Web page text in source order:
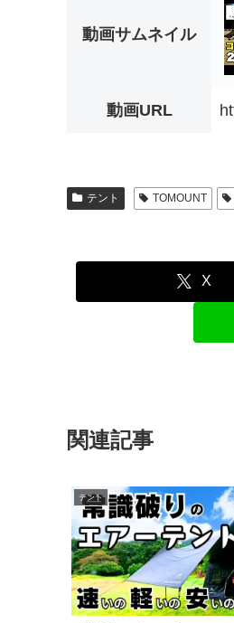
動画サムネイル
動画URL
テント TOMOUNT
X
関連記事
テント